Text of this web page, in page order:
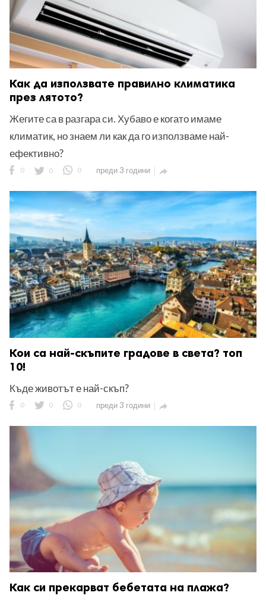
Как да използвате правилно климатика
през лятото?
Жегите са в разгара си. Хубаво е когато имаме
климатик, но знаем ли как да го използваме най-
ефективно?
0 0 0 преди 3 години 
Кои са най-скъпите градове в света? топ
10!
Къде животът е най-скъп?
0 0 0 преди 3 години 
Как си прекарват бебетата на плажа?